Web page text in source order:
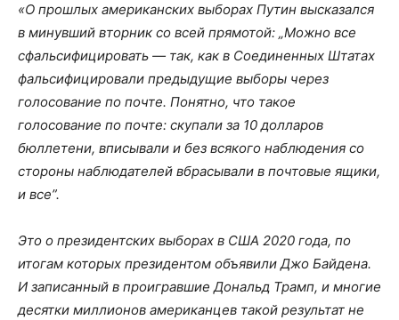
«О прошлых американских выборах Путин высказался
в минувший вторник со всей прямотой: „Можно все
сфальсифицировать — так, как в Соединенных Штатах
фальсифицировали предыдущие выборы через
голосование по почте. Понятно, что такое
голосование по почте: скупали за 10 долларов
бюллетени, вписывали и без всякого наблюдения со
стороны наблюдателей вбрасывали в почтовые ящики,
и все”.
Это о президентских выборах в США 2020 года, по
итогам которых президентом объявили Джо Байдена.
И записанный в проигравшие Дональд Трамп, и многие
десятки миллионов американцев такой результат не